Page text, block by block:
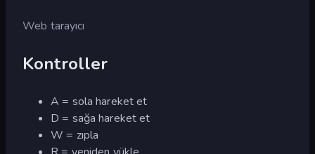
Web tarayıcı
Kontroller
A = sola hareket et
D = sağa hareket et
W = zıpla